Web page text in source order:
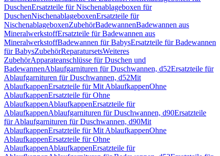
DuschenErsatzteile für Nischenablageboxen für
DuschenNischenablageboxenErsatzteile für
NischenablageboxenZubehörBadewannenBadewannen aus
MineralwerkstoffErsatzteile für Badewannen aus
MineralwerkstoffBadewannen für BabysErsatzteile für Badewannen
für BabysZubehörReparatursetsWeiteres
ZubehörApparateanschlüsse für Duschen und
BadewannenAblaufgarnituren für Duschwannen, d52Ersatzteile für
Ablaufgarnituren für Duschwannen, d52Mit
AblaufkappenErsatzteile für Mit AblaufkappenOhne
AblaufkappenErsatzteile für Ohne
AblaufkappenAblaufkappenErsatzteile für
AblaufkappenAblaufgarnituren für Duschwannen, d90Ersatzteile
für Ablaufgarnituren für Duschwannen, d90Mit
AblaufkappenErsatzteile für Mit AblaufkappenOhne
AblaufkappenErsatzteile für Ohne
AblaufkappenAblaufkappenErsatzteile für